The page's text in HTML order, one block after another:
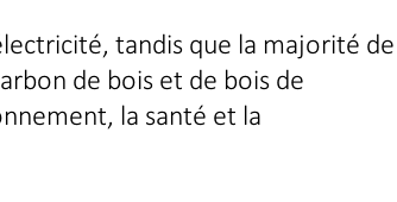
tandis que la majorité de
de bois et de bois de
la santé et la